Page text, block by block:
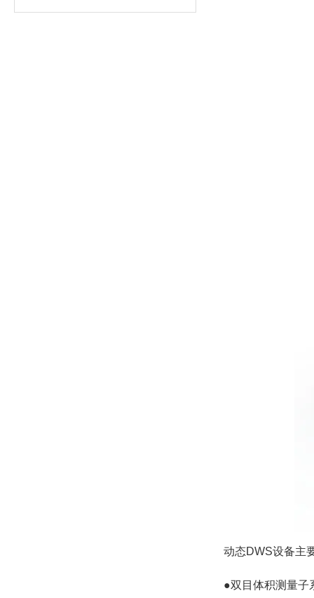
动态DWS设备主
●双目体积测量子